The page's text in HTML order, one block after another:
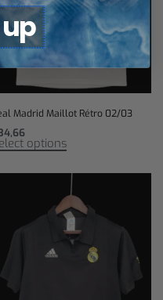
Madrid Maillot Rétro 02/03
options